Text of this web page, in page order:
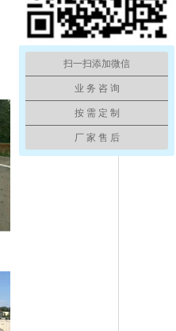
扫一扫添加微信
业 务 咨 询
按 需 定 制
厂 家 售 后